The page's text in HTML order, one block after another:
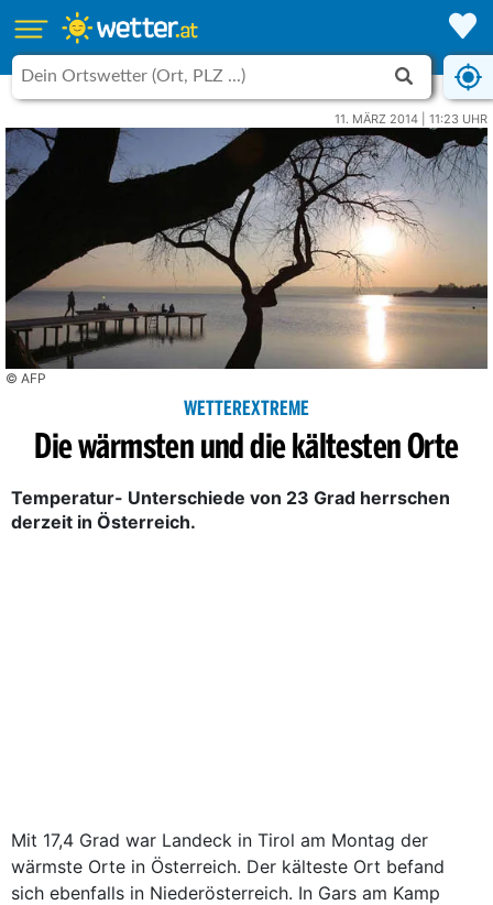
11. MÄRZ 2014 | 11:23 UHR
© AFP
WETTEREXTREME
Die wärmsten und die kältesten Orte
Temperatur- Unterschiede von 23 Grad herrschen
derzeit in Österreich.
Mit 17,4 Grad war Landeck in Tirol am Montag der
wärmste Orte in Österreich. Der kälteste Ort befand
sich ebenfalls in Niederösterreich. In Gars am Kamp